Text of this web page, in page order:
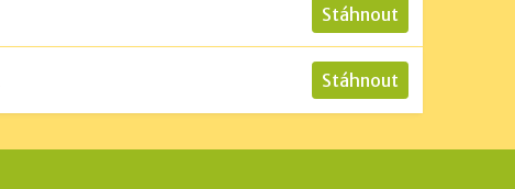
Stáhnout
Stáhnout